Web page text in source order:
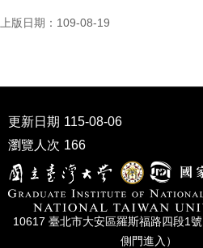
研
展
研
究
期
刊
口
上版日期：109-08-19
更新日期 115-08-06
瀏覽人次 166
10617 臺北市⼤安區羅斯福路四段1
側⾨進入）